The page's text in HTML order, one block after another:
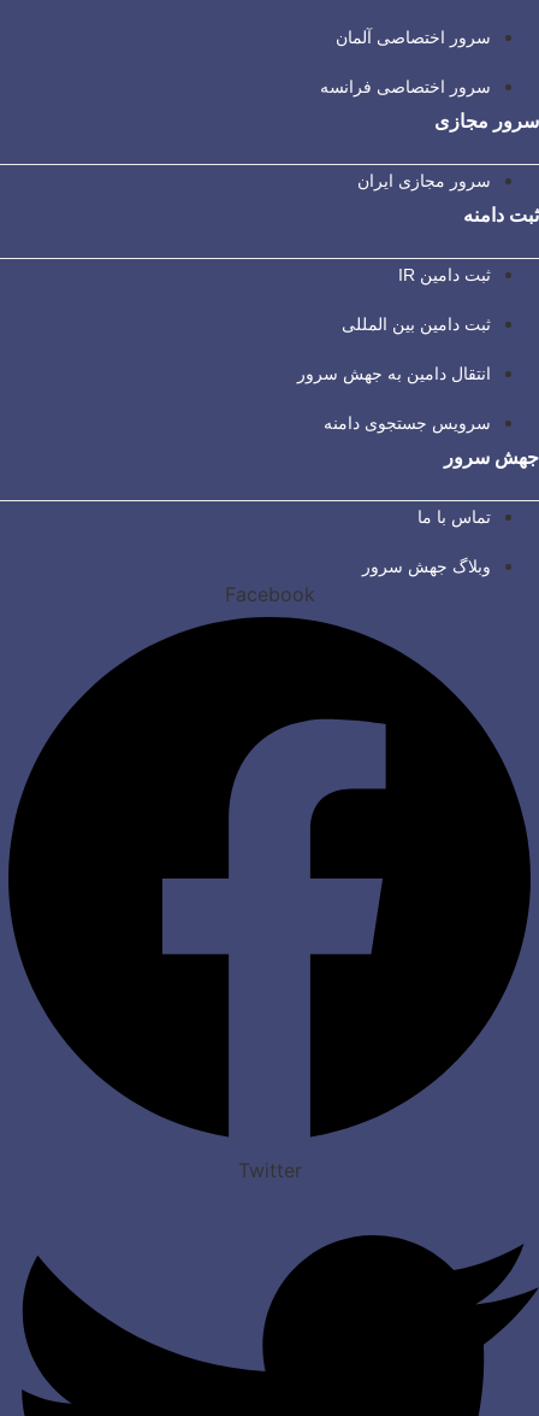
سرور اختصاصی آلمان
سرور اختصاصی فرانسه
سرور مجازی
سرور مجازی ایران
ثبت دامنه
ثبت دامین IR
ثبت دامین بین المللی
انتقال دامین به جهش سرور
سرویس جستجوی دامنه
جهش سرور
تماس با ما
وبلاگ جهش سرور
Facebook
Twitter